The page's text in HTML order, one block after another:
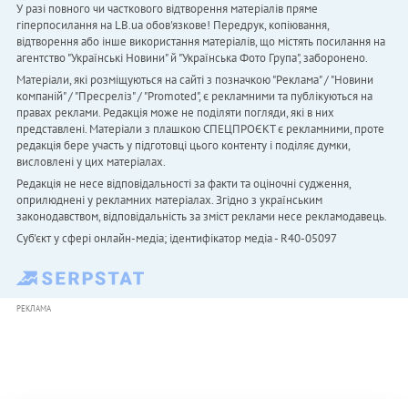
У разі повного чи часткового відтворення матеріалів пряме
гіперпосилання на LB.ua обов'язкове! Передрук, копіювання,
відтворення або інше використання матеріалів, що містять посилання на
агентство "Українськi Новини" й "Українська Фото Група", заборонено.
Матеріали, які розміщуються на сайті з позначкою "Реклама" / "Новини
компаній" / "Пресреліз" / "Promoted", є рекламними та публікуються на
правах реклами. Редакція може не поділяти погляди, які в них
представлені. Матеріали з плашкою СПЕЦПРОЄКТ є рекламними, проте
редакція бере участь у підготовці цього контенту і поділяє думки,
висловлені у цих матеріалах.
Редакція не несе відповідальності за факти та оціночні судження,
оприлюднені у рекламних матеріалах. Згідно з українським
законодавством, відповідальність за зміст реклами несе рекламодавець.
Cуб'єкт у сфері онлайн-медіа; ідентифікатор медіа - R40-05097
РЕКЛАМА